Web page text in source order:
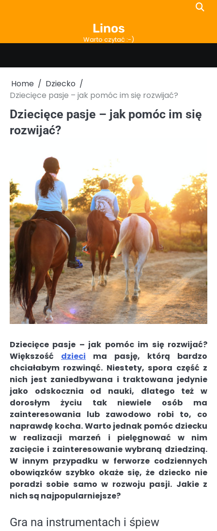
Linos
Warto czytać :-)
Home
Dziecko
Dziecięce pasje – jak pomóc im się rozwijać?
Dziecięce pasje – jak pomóc im się
rozwijać?
Dziecięce pasje – jak pomóc im się rozwijać?
Większość dzieci ma pasję, którą bardzo
chciałabym rozwinąć. Niestety, spora część z
nich jest zaniedbywana i traktowana jedynie
jako odskocznia od nauki, dlatego też w
dorosłym życiu tak niewiele osób ma
zainteresowania lub zawodowo robi to, co
naprawdę kocha. Warto jednak pomóc dziecku
w realizacji marzeń i pielęgnować w nim
zacięcie i zainteresowanie wybraną dziedziną.
W innym przypadku w ferworze codziennych
obowiązków szybko okaże się, że dziecko nie
poradzi sobie samo w rozwoju pasji. Jakie z
nich są najpopularniejsze?
Gra na instrumentach i śpiew